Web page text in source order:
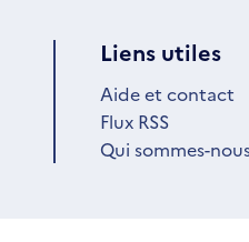
Liens utiles
Aide et contact
Flux RSS
Qui sommes-